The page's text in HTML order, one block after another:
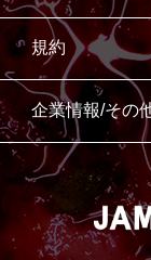
規約
企業情報/その